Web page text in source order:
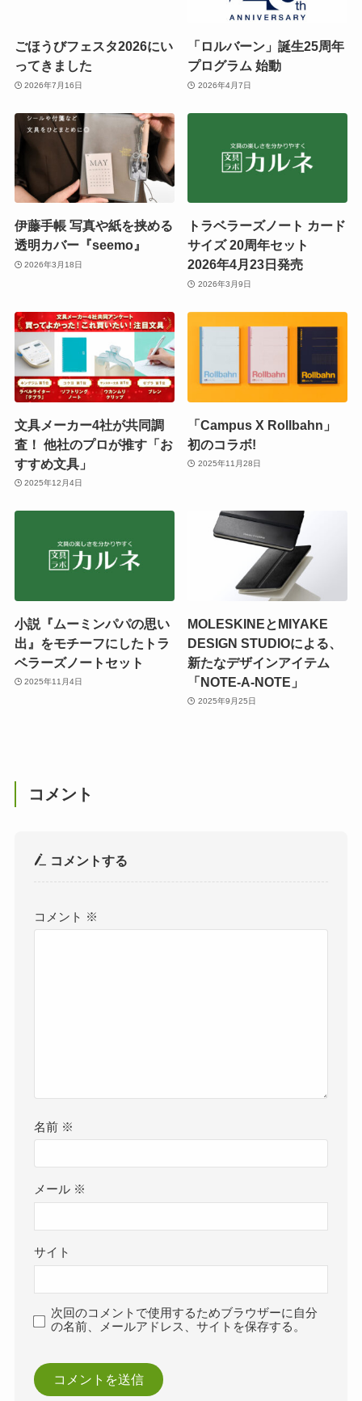
ごほうびフェスタ2026にい
ってきました
2026年7月16日
「ロルバーン」誕生25周年
プログラム 始動
2026年4月7日
伊藤手帳 写真や紙を挟める
透明カバー『seemo』
2026年3月18日
トラベラーズノート カード
サイズ 20周年セット
2026年4月23日発売
2026年3月9日
文具メーカー4社が共同調
査！ 他社のプロが推す「お
すすめ文具」
2025年12月4日
「Campus X Rollbahn」
初のコラボ!
2025年11月28日
小説『ムーミンパパの思い
出』をモチーフにしたトラ
ベラーズノートセット
2025年11月4日
MOLESKINEとMIYAKE
DESIGN STUDIOによる、
新たなデザインアイテム
「NOTE-A-NOTE」
2025年9月25日
コメント
コメントする
コメント ※
名前 ※
メール ※
サイト
次回のコメントで使用するためブラウザーに自分
の名前、メールアドレス、サイトを保存する。